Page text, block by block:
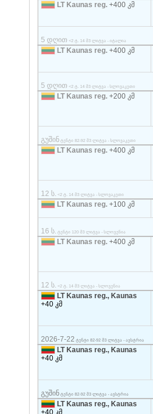
LT Kaunas reg. +400 კმ
5 დღით <2 ტ. 14 მ3 ლიტვა - იტალია
LT Kaunas reg. +400 კმ
5 დღით <2 ტ. 14 მ3 ლიტვა - სლოვაკეთი
LT Kaunas reg. +200 კმ
გუშინ ტენტი 82-92 მ3 ლიტვა - სლოვაკეთი
LT Kaunas reg. +400 კმ
12 ს. <2 ტ. 14 მ3 ლიტვა - სლოვაკეთი
LT Kaunas reg. +100 კმ
16 ს. ტენტი 120 მ3 ლიტვა - სლოვენია
LT Kaunas reg. +400 კმ
12 ს. <2 ტ. 14 მ3 ლიტვა - სლოვენია
LT Kaunas reg., Kaunas
+40 კმ
2026-7-22 ტენტი 82-92 მ3 ლიტვა - ავსტრია
LT Kaunas reg., Kaunas
+40 კმ
გუშინტენტი 82-92 მ3 ლიტვა - ავსტრია
LT Kaunas reg., Kaunas
+40 კმ